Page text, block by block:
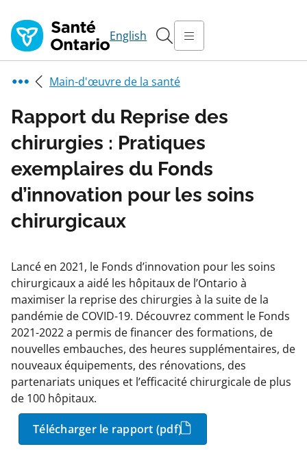
English
Main-d'œuvre de la santé
Rapport du Reprise des
chirurgies : Pratiques
exemplaires du Fonds
d’innovation pour les soins
chirurgicaux
Lancé en 2021, le Fonds d’innovation pour les soins
chirurgicaux a aidé les hôpitaux de l’Ontario à
maximiser la reprise des chirurgies à la suite de la
pandémie de COVID-19. Découvrez comment le Fonds
2021-2022 a permis de financer des formations, de
nouvelles embauches, des heures supplémentaires, de
nouveaux équipements, des rénovations, des
partenariats uniques et l’efficacité chirurgicale de plus
de 100 hôpitaux.
Télécharger le rapport (pdf)